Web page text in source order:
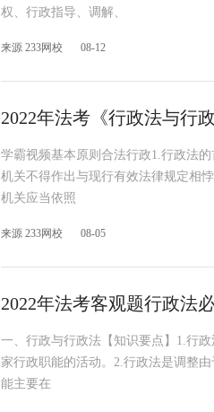
权、行政指导、调解、
来源 233网校 08-12
2022年法考《行政法与行
学霸视频基本原则合法行政1.行政法
机关不得作出与现行有效法律规定相
机关应当依照
来源 233网校 08-05
2022年法考客观题行政法
一、行政与行政法【知识要点】1.行
家行政职能的活动。2.行政法是调整
能主要在